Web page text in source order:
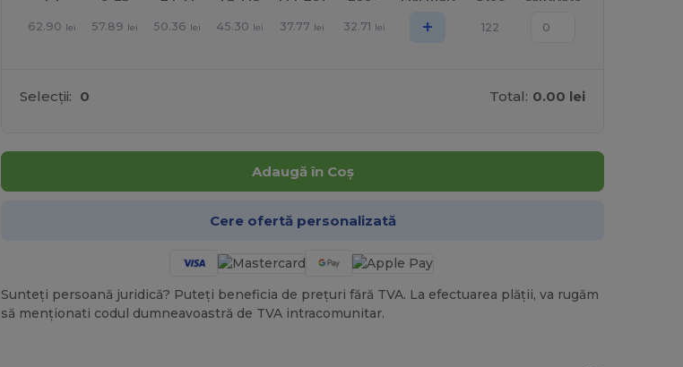
62.90 lei 57.89 lei 50.36 lei 45.30 lei 37.77 lei 32.71 lei + 122
Selecții: 0 Total: 0.00 lei
Adaugă în Coș
Cere ofertă personalizată
Sunteți persoană juridică? Puteți beneficia de prețuri fără TVA. La efectuarea plății, va rugăm
să menționati codul dumneavoastră de TVA intracomunitar.